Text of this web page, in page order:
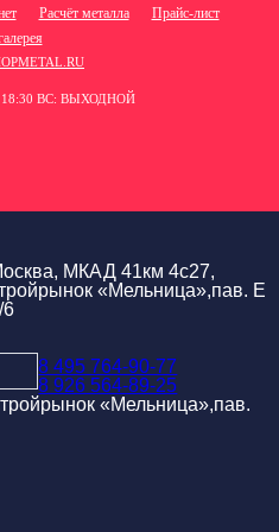
Расчёт металла
Прайс-лист
ВС: ВЫХОДНОЙ
МКАД 41км 4с27,
«Мельница»,пав. Е
6
8 495 764-90-77
8 926 564-89-25
«Мельница»,пав.